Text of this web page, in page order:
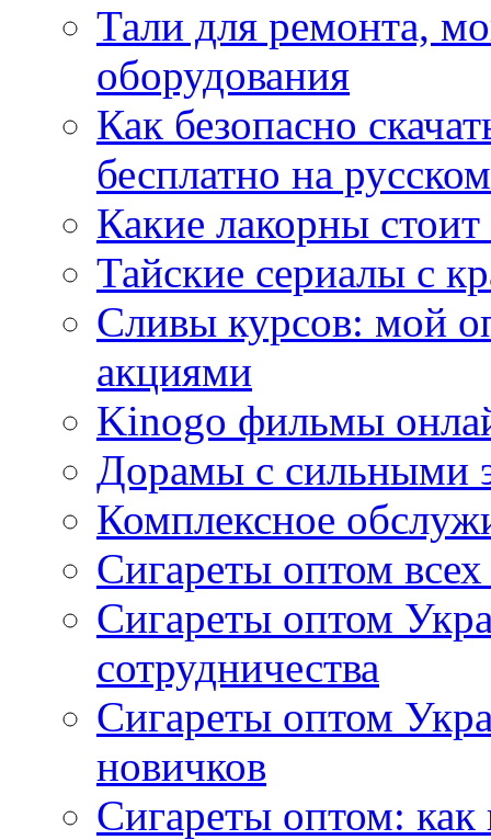
Тали для ремонта,
оборудования
Как безопасно
бесплатно на
Какие лакорны
Тайские сериалы с
Сливы курсов: мой
акциями
Kinogo фильмы
Дорамы с сильными
Комплексное
Сигареты оптом
Сигареты оптом
сотрудничества
Сигареты оптом
новичков
Сигареты оптом: